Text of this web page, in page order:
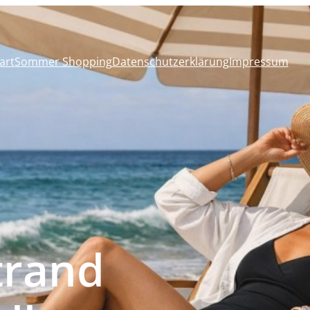
Sommer ShoppingDatenschutzerklärungImpressum